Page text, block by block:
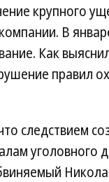
крупного
В
Как
правил
следствием